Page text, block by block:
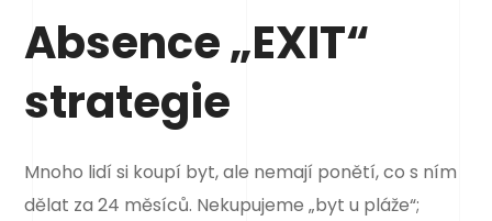
Absence „EXIT“
strategie
Mnoho lidí si koupí byt, ale nemají ponětí, co s ním
dělat za 24 měsíců. Nekupujeme „byt u pláže“;